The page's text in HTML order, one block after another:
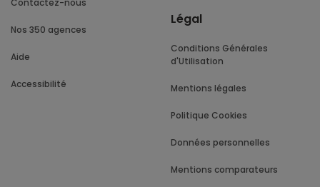
Contactez-nous
Nos 350 agences
Aide
Accessibilité
Légal
Conditions Générales
d'Utilisation
Mentions légales
Politique Cookies
Données personnelles
Mentions comparateurs